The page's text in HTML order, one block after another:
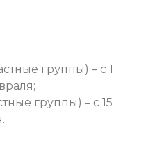
группы) – с 1
группы) – с 15